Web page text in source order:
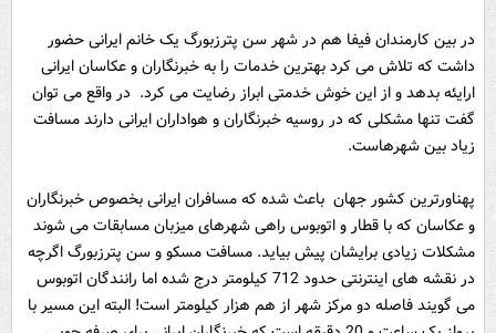
در بین کارمندان فیفا هم در شهر سن پترزبورگ یک خانم ایرانی حضور
داشت که تلاش می کرد بهترین خدمات را به خبرنگاران و عکاسان ایرانی
ارایئه بدهد و از این خوش خدمتی ابراز رضایت می کرد. در واقع می توان
گفت تنها مشکلی که در روسیه خبرنگاران و هواداران ایرانی دارند مسافت
زیاد بین شهرهاست.
پهناورترین کشور جهان باعث شده که مسافران ایرانی بخصوص خبرنگاران
و عکاسان که با قطار و اتوبوس راهی شهرهای میزبان مسابقات می شوند
مشکلات زیادی برایشان پیش بیاید. مسافت مسکو و سن پترزبورگ اگرچه
در نقشه های اینترنتی حدود 712 کیلومتر درج شده اما رانندگان اتوبوس
می گویند فاصله دو مرکز شهر از هم هزار کیلومتر است! البته این مسیر با